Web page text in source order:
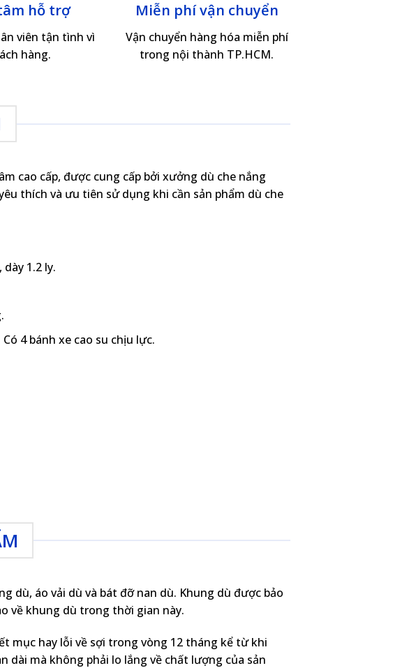
hỗ trợ
viên tận tình vì
hàng.
Miễn phí vận chuyển
Vận chuyển hàng hóa miễn phí
trong nội thành TP.HCM.
cao cấp, được cung cấp bởi xưởng dù che nắng
thích và ưu tiên sử dụng khi cần sản phẩm dù che
1.2 ly.
4 bánh xe cao su chịu lực.
dù, áo vải dù và bát đỡ nan dù. Khung dù được bảo
về khung dù trong thời gian này.
mục hay lỗi về sợi trong vòng 12 tháng kể từ khi
dài mà không phải lo lắng về chất lượng của sản